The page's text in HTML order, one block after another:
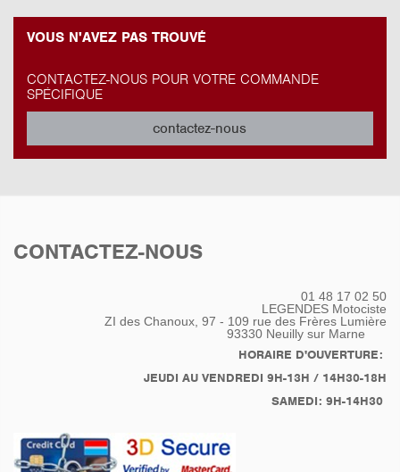
VOUS N'AVEZ PAS TROUVÉ
CONTACTEZ-NOUS POUR VOTRE COMMANDE
SPÉCIFIQUE
contactez-nous
CONTACTEZ-NOUS
01 48 17 02 50
LEGENDES Motociste
ZI des Chanoux, 97 - 109 rue des Frères Lumière
93330 Neuilly sur Marne
HORAIRE D'OUVERTURE:
JEUDI AU VENDREDI 9H-13H / 14H30-18H
SAMEDI: 9H-14H30